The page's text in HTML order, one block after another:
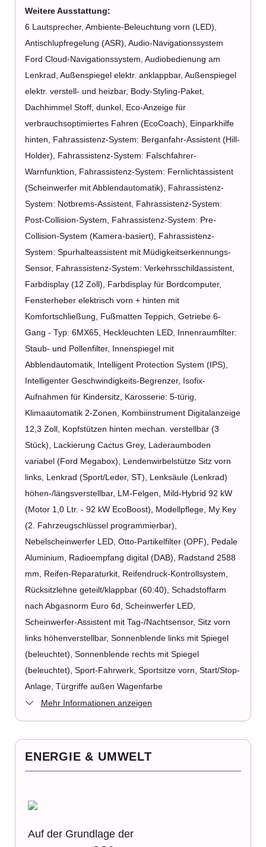
Weitere Ausstattung:
6 Lautsprecher, Ambiente-Beleuchtung vorn (LED),
Antischlupfregelung (ASR), Audio-Navigationssystem
Ford Cloud-Navigationssystem, Audiobedienung am
Lenkrad, Außenspiegel elektr. anklappbar, Außenspiegel
elektr. verstell- und heizbar, Body-Styling-Paket,
Dachhimmel Stoff, dunkel, Eco-Anzeige für
verbrauchsoptimiertes Fahren (EcoCoach), Einparkhilfe
hinten, Fahrassistenz-System: Berganfahr-Assistent (Hill-
Holder), Fahrassistenz-System: Falschfahrer-
Warnfunktion, Fahrassistenz-System: Fernlichtassistent
(Scheinwerfer mit Abblendautomatik), Fahrassistenz-
System: Notbrems-Assistent, Fahrassistenz-System:
Post-Collision-System, Fahrassistenz-System: Pre-
Collision-System (Kamera-basiert), Fahrassistenz-
System: Spurhalteassistent mit Müdigkeitserkennungs-
Sensor, Fahrassistenz-System: Verkehrsschildassistent,
Farbdisplay (12 Zoll), Farbdisplay für Bordcomputer,
Fensterheber elektrisch vorn + hinten mit
Komfortschließung, Fußmatten Teppich, Getriebe 6-
Gang - Typ: 6MX65, Heckleuchten LED, Innenraumfilter:
Staub- und Pollenfilter, Innenspiegel mit
Abblendautomatik, Intelligent Protection System (IPS),
Intelligenter Geschwindigkeits-Begrenzer, Isofix-
Aufnahmen für Kindersitz, Karosserie: 5-türig,
Klimaautomatik 2-Zonen, Kombiinstrument Digitalanzeige
12,3 Zoll, Kopfstützen hinten mechan. verstellbar (3
Stück), Lackierung Cactus Grey, Laderaumboden
variabel (Ford Megabox), Lendenwirbelstütze Sitz vorn
links, Lenkrad (Sport/Leder, ST), Lenksäule (Lenkrad)
höhen-/längsverstellbar, LM-Felgen, Mild-Hybrid 92 kW
(Motor 1,0 Ltr. - 92 kW EcoBoost), Modellpflege, My Key
(2. Fahrzeugschlüssel programmierbar),
Nebelscheinwerfer LED, Otto-Partikelfilter (OPF), Pedale
Aluminium, Radioempfang digital (DAB), Radstand 2588
mm, Reifen-Reparaturkit, Reifendruck-Kontrollsystem,
Rücksitzlehne geteilt/klappbar (60:40), Schadstoffarm
nach Abgasnorm Euro 6d, Scheinwerfer LED,
Scheinwerfer-Assistent mit Tag-/Nachtsensor, Sitz vorn
links höhenverstellbar, Sonnenblende links mit Spiegel
(beleuchtet), Sonnenblende rechts mit Spiegel
(beleuchtet), Sport-Fahrwerk, Sportsitze vorn, Start/Stop-
Anlage, Türgriffe außen Wagenfarbe
Mehr Informationen anzeigen
ENERGIE & UMWELT
Auf der Grundlage der